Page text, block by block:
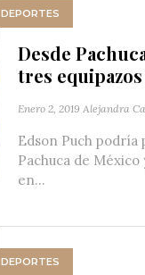
DEPORTES
Desde
tres
Enero 2, 2019 Alejandra
Edson Puch podría
Pachuca de
en...
DEPORTES